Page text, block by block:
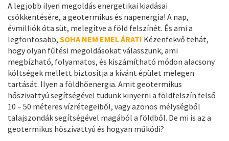
A legjobb ilyen megoldás energetikai kiadásai
csökkentésére, a geotermikus és napenergia! A nap,
évmilliók óta süt, melegítve a föld felszínét. És ami a
legfontosabb, SOHA NEM EMEL ÁRAT! Kézenfekvő tehát,
hogy olyan fűtési megoldásokat válasszunk, ami
megbízható, folyamatos, és kiszámítható módon alacsony
költségek mellett biztosítja a kívánt épület melegen
tartását. Ilyen a földhőenergia. Amit geotermikus
hőszivattyú segítségével tudunk kinyerni a földfelszín felső
10 – 50 méteres vízrétegeiből, vagy azonos mélységből
talajszondák segítségével magából a földből. De mi is az a
geotermikus hőszivattyú és hogyan működi?